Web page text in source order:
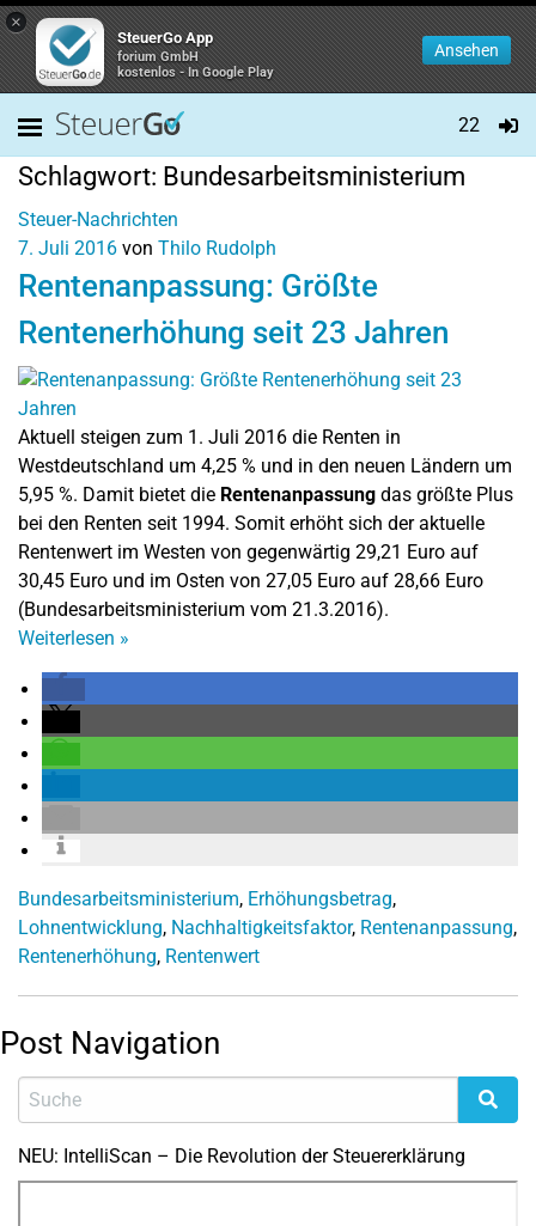
×
SteuerGo App
forium GmbH
kostenlos - In Google Play
Ansehen
22
Schlagwort: Bundesarbeitsministerium
Steuer-Nachrichten
7. Juli 2016 von Thilo Rudolph
Rentenanpassung: Größte
Rentenerhöhung seit 23 Jahren
Aktuell steigen zum 1. Juli 2016 die Renten in
Westdeutschland um 4,25 % und in den neuen Ländern um
5,95 %. Damit bietet die Rentenanpassung das größte Plus
bei den Renten seit 1994. Somit erhöht sich der aktuelle
Rentenwert im Westen von gegenwärtig 29,21 Euro auf
30,45 Euro und im Osten von 27,05 Euro auf 28,66 Euro
(Bundesarbeitsministerium vom 21.3.2016).
Weiterlesen »
Bundesarbeitsministerium, Erhöhungsbetrag,
Lohnentwicklung, Nachhaltigkeitsfaktor, Rentenanpassung,
Rentenerhöhung, Rentenwert
Post Navigation
NEU: IntelliScan – Die Revolution der Steuererklärung